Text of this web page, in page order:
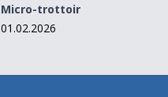
Micro-trottoir
01.02.2026